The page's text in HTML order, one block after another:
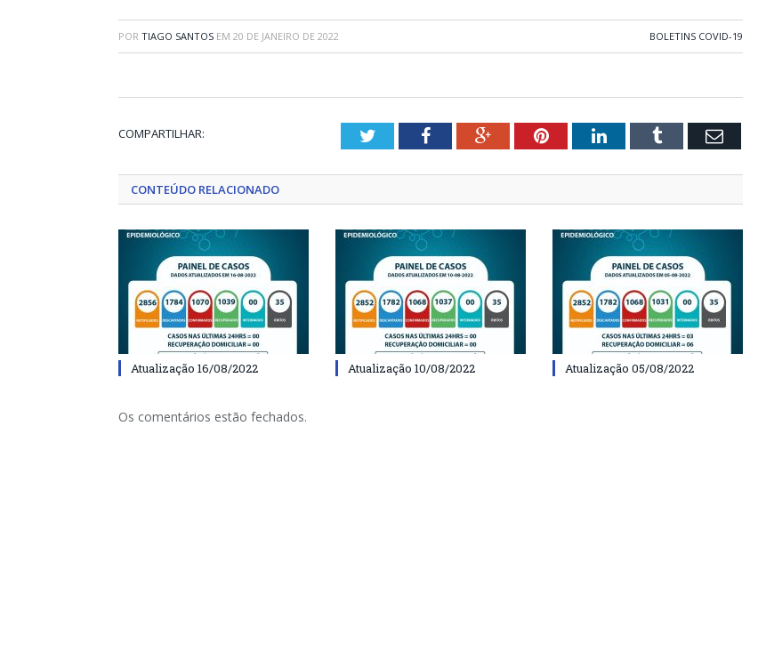
POR TIAGO SANTOS EM 20 DE JANEIRO DE 2022 BOLETINS COVID-19
COMPARTILHAR: TwitterFacebookGoogle+PinterestLinkedInTumblr Email
CONTEÚDO RELACIONADO
Atualização 16/08/2022 Atualização 10/08/2022 Atualização 05/08/2022
Os comentários estão fechados.